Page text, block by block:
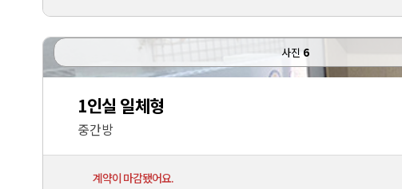
사진6
1인실 일체형
중간방
계약이 마감됐어요.